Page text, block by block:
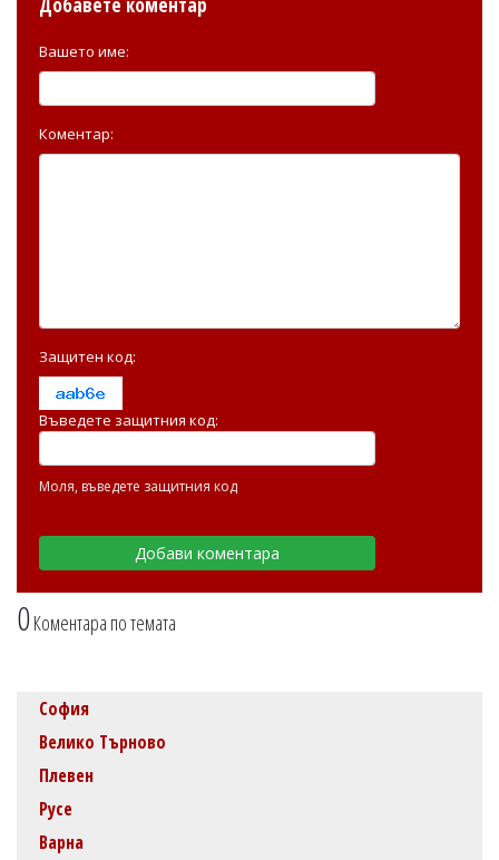
0Коментара по темата
Вашето име:
Коментар:
Защитен код:
Въведете защитния код:
Моля, въведете защитния код
София
Велико Търново
Плевен
Русе
Варна